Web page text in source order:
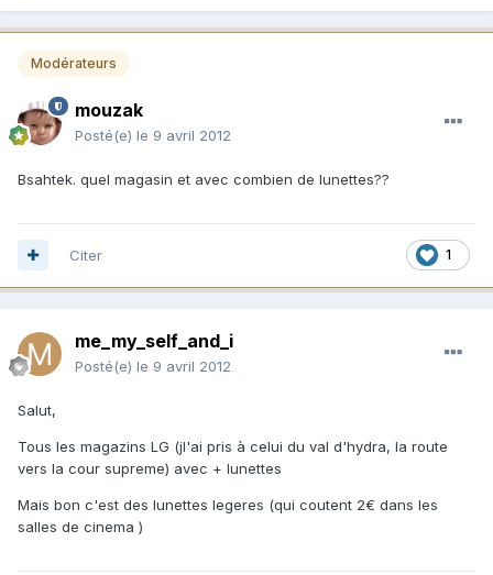
Modérateurs
mouzak
Posté(e) le 9 avril 2012
Bsahtek. quel magasin et avec combien de lunettes??
1
Citer
me_my_self_and_i
Posté(e) le 9 avril 2012
Salut,
Tous les magazins LG (jl'ai pris à celui du val d'hydra, la route
vers la cour supreme) avec + lunettes
Mais bon c'est des lunettes legeres (qui coutent 2€ dans les
salles de cinema )